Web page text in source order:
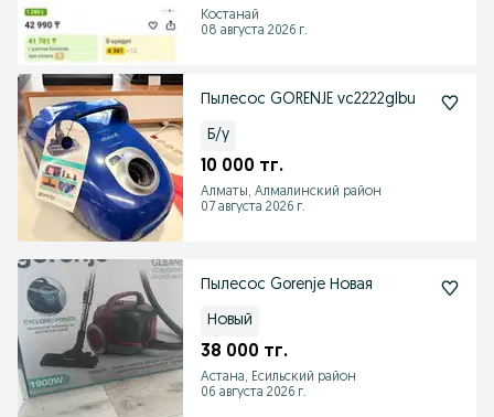
Костанай
08 августа 2026 г.
Пылесос GORENJE vc2222glbu
Б/у
10 000 тг.
Алматы, Алмалинский район
07 августа 2026 г.
Пылесос Gorenje Новая
Новый
38 000 тг.
Астана, Есильский район
06 августа 2026 г.